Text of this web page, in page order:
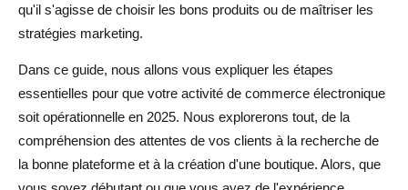
Conclusion
Quelles sont les meilleures plateformes à utiliser pour
lancer une boutique en ligne en 2025 ?
Comment puis-je trouver des fournisseurs fiables pour
qu'il s'agisse de choisir les bons produits ou de maîtriser les
stratégies marketing.
Dans ce guide, nous allons vous expliquer les étapes
essentielles pour que votre activité de commerce électronique
soit opérationnelle en 2025. Nous explorerons tout, de la
compréhension des attentes de vos clients à la recherche de
la bonne plateforme et à la création d'une boutique. Alors, que